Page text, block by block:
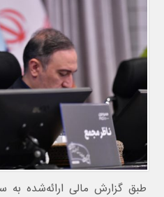
طبق گزارش مالی ارائه‌شده